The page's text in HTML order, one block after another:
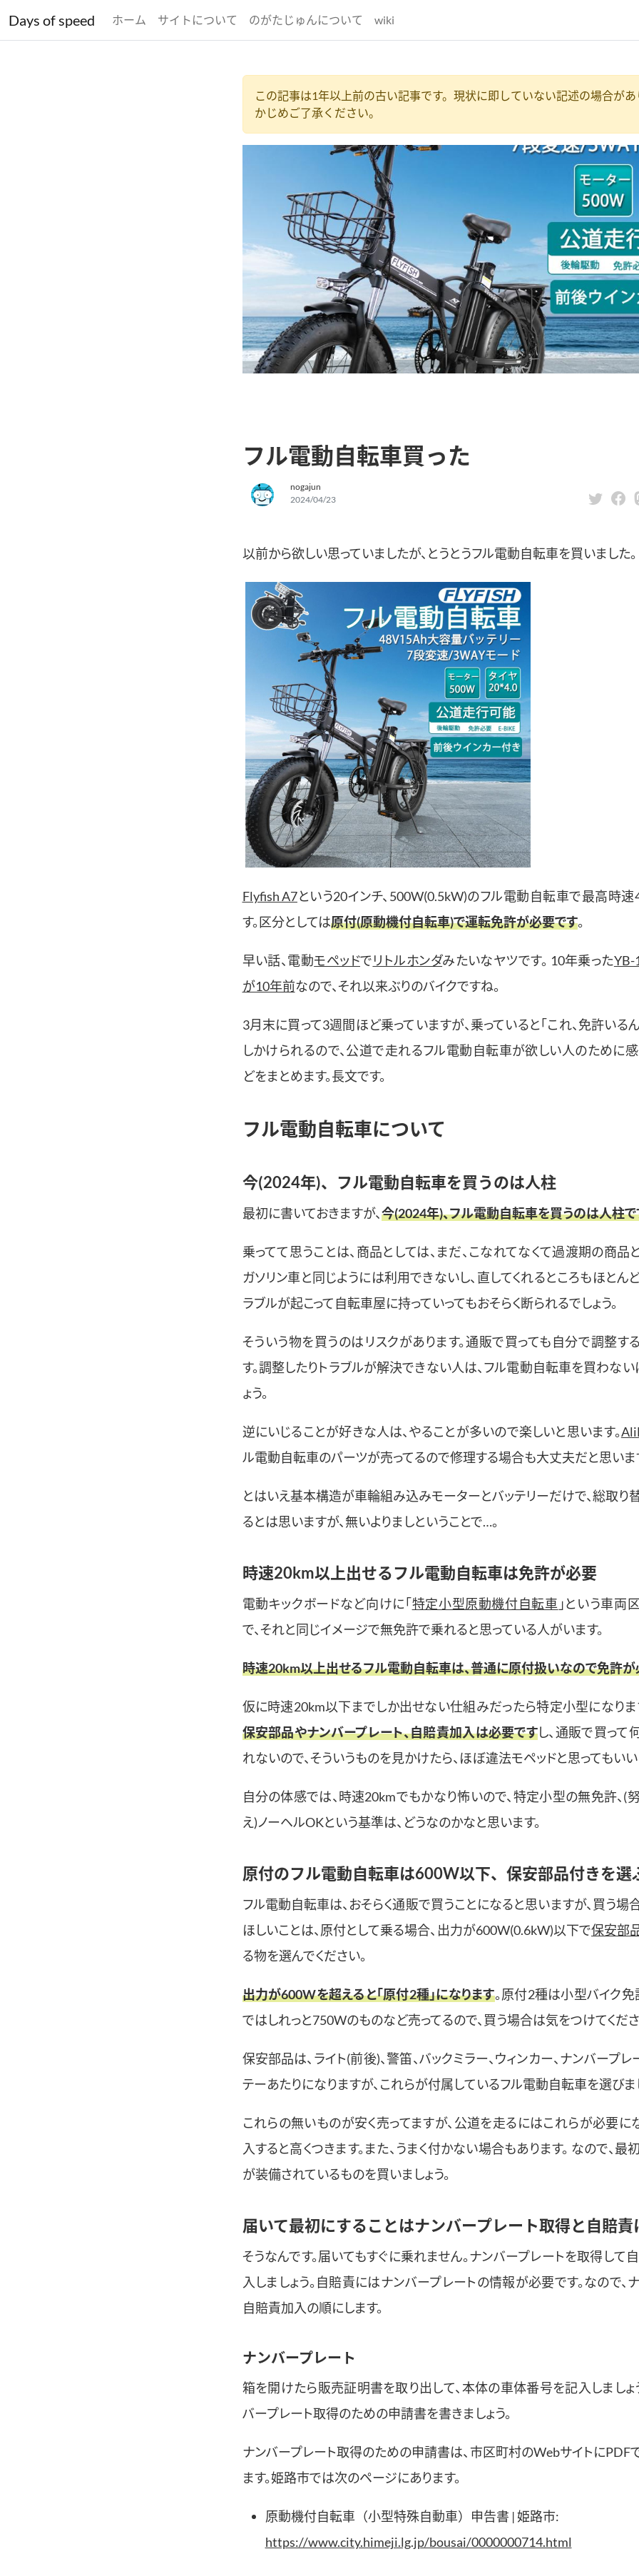
Days of speed ホーム サイトについて のがたじゅんについて wiki
この記事は1年以上前の古い記事です。現状に即していない記述の場合があ
かじめご了承ください。
フル電動自転車買った
nogajun
2024/04/23
以前から欲しい思っていましたが、とうとうフル電動自転車を買いました。
Flyfish A7という20インチ、500W(0.5kW)のフル電動自転車で最高時
す。区分としては原付(原動機付自転車)で運転免許が必要です。
早い話、電動モペッドでリトルホンダみたいなヤツです。 10年乗ったYB-
が10年前なので、それ以来ぶりのバイクですね。
3月末に買って3週間ほど乗っていますが、乗っていると「これ、免許いるん
しかけられるので、公道で走れるフル電動自転車が欲しい人のために
どをまとめます。長文です。
フル電動自転車について
今(2024年)、フル電動自転車を買うのは人柱
最初に書いておきますが、今(2024年)、フル電動自転車を買うのは人柱で
乗ってて思うことは、商品としては、まだ、こなれてなくて過渡期の商品
ガソリン車と同じようには利用できないし、直してくれるところもほとん
ラブルが起こって自転車屋に持っていってもおそらく断られるでしょう。
そういう物を買うのはリスクがあります。通販で買っても自分で調整す
す。調整したりトラブルが解決できない人は、フル電動自転車を買わない
ょう。
逆にいじることが好きな人は、やることが多いので楽しいと思います。
ル電動自転車のパーツが売ってるので修理する場合も大丈夫だと思いま
とはいえ基本構造が車輪組み込みモーターとバッテリーだけで、総取り
るとは思いますが、無いよりましということで…。
時速20km以上出せるフル電動自転車は免許が必要
電動キックボードなど向けに「特定小型原動機付自転車 」という車両
で、それと同じイメージで無免許で乗れると思っている人がいます。
時速20km以上出せるフル電動自転車は、普通に原付扱いなので免許が
仮に時速20km以下までしか出せない仕組みだったら特定小型になりま
保安部品やナンバープレート、自賠責加入は必要ですし、通販で買って
れないので、そういうものを見かけたら、ほぼ違法モペッドと思ってもいい
自分の体感では、時速20kmでもかなり怖いので、特定小型の無免許、(
え)ノーヘルOKという基準は、どうなのかなと思います。
原付のフル電動自転車は600W以下、保安部品付きを選
フル電動自転車は、おそらく通販で買うことになると思いますが、買う場
ほしいことは、原付として乗る場合、出力が600W(0.6kW)以下で保安部
る物を選んでください。
出力が600Wを超えると「原付2種」になります。原付2種は小型バイク免
ではしれっと750Wのものなど売ってるので、買う場合は気をつけてくださ
保安部品は、ライト(前後)、警笛、バックミラー、ウィンカー、ナンバープ
テーあたりになりますが、これらが付属しているフル電動自転車を選びま
これらの無いものが安く売ってますが、公道を走るにはこれらが必要に
入すると高くつきます。また、うまく付かない場合もあります。 なので、
が装備されているものを買いましょう。
届いて最初にすることはナンバープレート取得と自賠責
そうなんです。届いてもすぐに乗れません。ナンバープレートを取得して
入しましょう。自賠責にはナンバープレートの情報が必要です。なので
自賠責加入の順にします。
ナンバープレート
箱を開けたら販売証明書を取り出して、本体の車体番号を記入しましょう
バープレート取得のための申請書を書きましょう。
ナンバープレート取得のための申請書は、市区町村のWebサイトにPDF
ます。姫路市では次のページにあります。
原動機付自転車（小型特殊自動車）申告書 | 姫路市:
https://www.city.himeji.lg.jp/bousai/0000000714.html